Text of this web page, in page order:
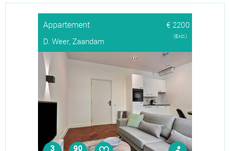
Appartement
€ 2200
D. Weer, Zaandam
(Excl.)
3 90